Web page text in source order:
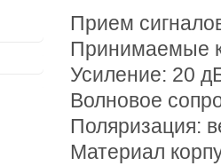
Прием
Принимаемые
Усиление: 20
Волновое
Поляризация:
Материал